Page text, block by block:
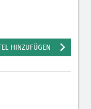
schraffierterm
HINZUFÜGEN